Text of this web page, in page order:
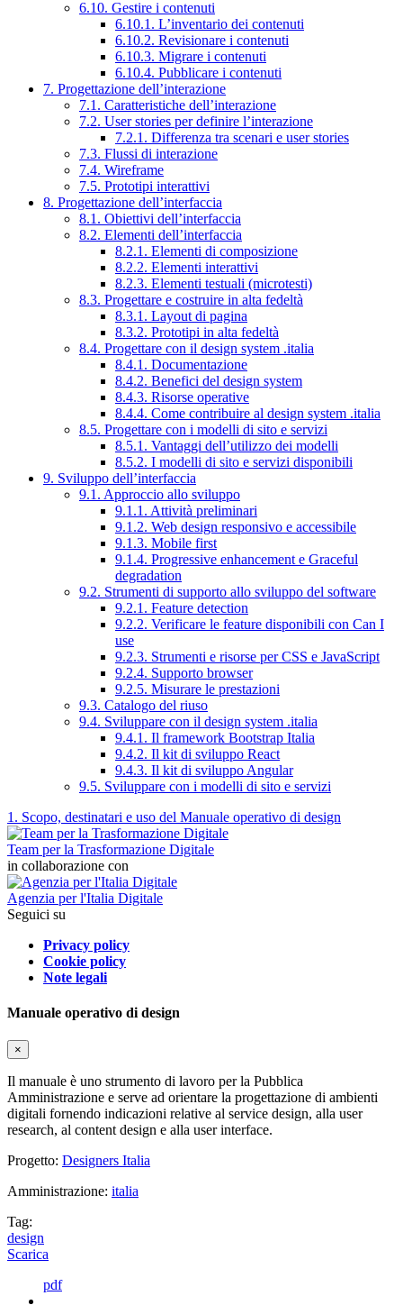
6.10. Gestire i contenuti
6.10.1. L’inventario dei contenuti
6.10.2. Revisionare i contenuti
6.10.3. Migrare i contenuti
6.10.4. Pubblicare i contenuti
7. Progettazione dell’interazione
7.1. Caratteristiche dell’interazione
7.2. User stories per definire l’interazione
7.2.1. Differenza tra scenari e user stories
7.3. Flussi di interazione
7.4. Wireframe
7.5. Prototipi interattivi
8. Progettazione dell’interfaccia
8.1. Obiettivi dell’interfaccia
8.2. Elementi dell’interfaccia
8.2.1. Elementi di composizione
8.2.2. Elementi interattivi
8.2.3. Elementi testuali (microtesti)
8.3. Progettare e costruire in alta fedeltà
8.3.1. Layout di pagina
8.3.2. Prototipi in alta fedeltà
8.4. Progettare con il design system .italia
8.4.1. Documentazione
8.4.2. Benefici del design system
8.4.3. Risorse operative
8.4.4. Come contribuire al design system .italia
8.5. Progettare con i modelli di sito e servizi
8.5.1. Vantaggi dell’utilizzo dei modelli
8.5.2. I modelli di sito e servizi disponibili
9. Sviluppo dell’interfaccia
9.1. Approccio allo sviluppo
9.1.1. Attività preliminari
9.1.2. Web design responsivo e accessibile
9.1.3. Mobile first
9.1.4. Progressive enhancement e Graceful
degradation
9.2. Strumenti di supporto allo sviluppo del software
9.2.1. Feature detection
9.2.2. Verificare le feature disponibili con Can I
use
9.2.3. Strumenti e risorse per CSS e JavaScript
9.2.4. Supporto browser
9.2.5. Misurare le prestazioni
9.3. Catalogo del riuso
9.4. Sviluppare con il design system .italia
9.4.1. Il framework Bootstrap Italia
9.4.2. Il kit di sviluppo React
9.4.3. Il kit di sviluppo Angular
9.5. Sviluppare con i modelli di sito e servizi
1. Scopo, destinatari e uso del Manuale operativo di design
Team per la Trasformazione Digitale
in collaborazione con
Agenzia per l'Italia Digitale
Seguici su
Privacy policy
Cookie policy
Note legali
Manuale operativo di design
×
Il manuale è uno strumento di lavoro per la Pubblica
Amministrazione e serve ad orientare la progettazione di ambienti
digitali fornendo indicazioni relative al service design, alla user
research, al content design e alla user interface.
Progetto: Designers Italia
Amministrazione: italia
Tag:
design
Scarica
pdf